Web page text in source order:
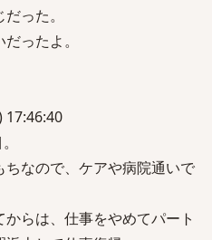
った。
ったよ。
17:46:40
なので、ケアや病院通いで
らは、仕事をやめてパート